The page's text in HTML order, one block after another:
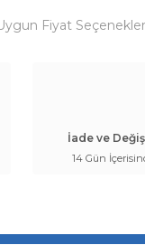
Fiyat
İade ve
14 Gün